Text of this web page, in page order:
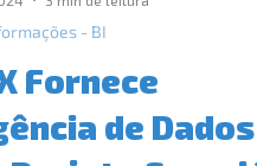
3 min de leitura